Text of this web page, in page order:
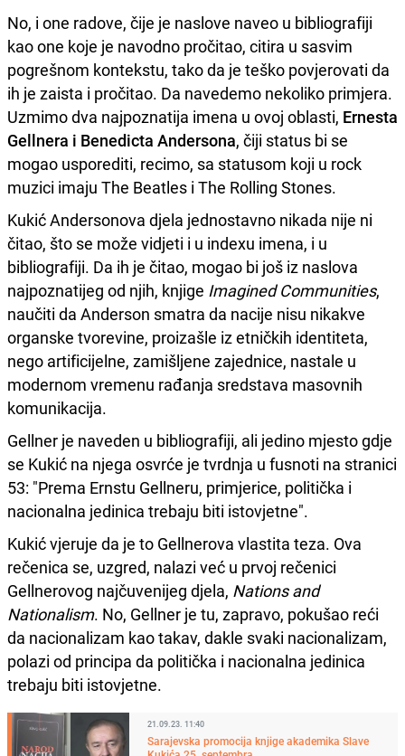
No, i one radove, čije je naslove naveo u bibliografiji
kao one koje je navodno pročitao, citira u sasvim
pogrešnom kontekstu, tako da je teško povjerovati da
ih je zaista i pročitao. Da navedemo nekoliko primjera.
Uzmimo dva najpoznatija imena u ovoj oblasti, Ernesta
Gellnera i Benedicta Andersona, čiji status bi se
mogao usporediti, recimo, sa statusom koji u rock
muzici imaju The Beatles i The Rolling Stones.
Kukić Andersonova djela jednostavno nikada nije ni
čitao, što se može vidjeti i u indexu imena, i u
bibliografiji. Da ih je čitao, mogao bi još iz naslova
najpoznatijeg od njih, knjige Imagined Communities,
naučiti da Anderson smatra da nacije nisu nikakve
organske tvorevine, proizašle iz etničkih identiteta,
nego artificijelne, zamišljene zajednice, nastale u
modernom vremenu rađanja sredstava masovnih
komunikacija.
Gellner je naveden u bibliografiji, ali jedino mjesto gdje
se Kukić na njega osvrće je tvrdnja u fusnoti na stranici
53: "Prema Ernstu Gellneru, primjerice, politička i
nacionalna jedinica trebaju biti istovjetne".
Kukić vjeruje da je to Gellnerova vlastita teza. Ova
rečenica se, uzgred, nalazi već u prvoj rečenici
Gellnerovog najčuvenijeg djela, Nations and
Nationalism. No, Gellner je tu, zapravo, pokušao reći
da nacionalizam kao takav, dakle svaki nacionalizam,
polazi od principa da politička i nacionalna jedinica
trebaju biti istovjetne.
21.09.23. 11:40
Sarajevska promocija knjige akademika Slave